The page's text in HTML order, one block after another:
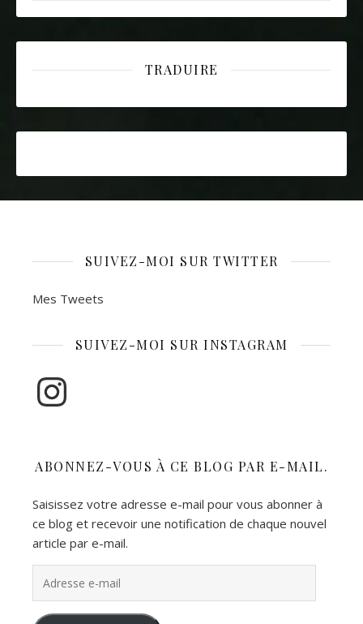
TRADUIRE
SUIVEZ-MOI SUR TWITTER
Mes Tweets
SUIVEZ-MOI SUR INSTAGRAM
Instagram
ABONNEZ-VOUS À CE BLOG PAR E-MAIL.
Saisissez votre adresse e-mail pour vous abonner à
ce blog et recevoir une notification de chaque nouvel
article par e-mail.